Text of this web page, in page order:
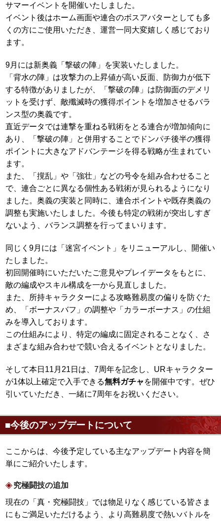
サマーイベントを開催いたしました。
イベント後はホーム画面や連合のボスアバターとしても多
くの方にご使用いただき、運営一同大変嬉しく感じており
ます。
9月には新奥義「撃破の陣」を実装いたしました。
「背水の陣」は攻撃力の上昇値が高い反面、防御力が低下
する特徴がありましたが、「撃破の陣」は防御面のデメリ
ットを受けず、敵殲滅時の獲得ポイントを増加させるバラ
ンス型の奥義です。
直近データでは連撃を重ねる戦術をとる連合が増加傾向に
あり、「撃破の陣」と併用することでドンパチ後半の獲得
ポイントに大きなアドバンテージを得る戦略が生まれてい
ます。
また、「撹乱」や「強壮」などの号令を組み合わせること
で、連合ごとに異なる個性ある戦術が見られるようになり
ました。奥義の実装と同時に、連合ポイントや既存奥義の
調整も実施いたしました。今後も特定の戦術が突出しすぎ
ないよう、バランス調整を行ってまいります。
同じく9月には「迷宮イベント」をリニューアルし、開催い
たしました。
初回開催時にいただいたご意見やプレイデータをもとに、
敵の編成やスキル構成を一から見直しました。
また、所持キャラクターによる攻略難易度の偏りを防ぐた
め、「ボーナスバフ」の調整や「カラーボーナス」の仕組
みを導入しております。
この仕組みにより、特定の編成に固定されることなく、さ
まざまな組み合わせで競い合えるイベントとなりました。
そして本日11月21日は、7周年を記念し、URキャラクター
が1体以上確定で入手できる無料ガチャ を開催中です。ぜひ
引いていただき、一緒に7周年をお祝いください。
■今後のアップデートについて
ここからは、今後予定している主なアップデート内容を簡
単にご紹介いたします。
究極闘技の追加
現在の「真・究極闘技」では物足りなく感じている皆さま
にもご満足いただけるよう、より高難易度で熱いバトルを